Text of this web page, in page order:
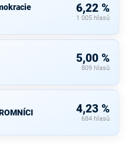
6,22 %
1 005 hlasů
5,00 %
809 hlasů
4,23 %
684 hlasů